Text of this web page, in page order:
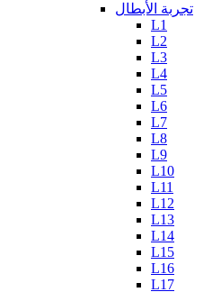
تجربة الأبطال
L1
L2
L3
L4
L5
L6
L7
L8
L9
L10
L11
L12
L13
L14
L15
L16
L17